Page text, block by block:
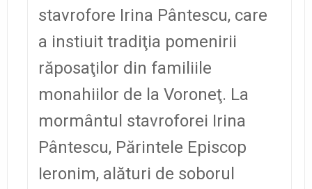
stavrofore Irina Pântescu, care
a instiuit tradiţia pomenirii
răposaţilor din familiile
monahiilor de la Voroneţ. La
mormântul stavroforei Irina
Pântescu, Părintele Episcop
Ieronim, alături de soborul